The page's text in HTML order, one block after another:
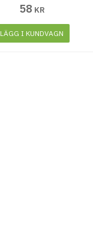
58 KR
LÄGG I KUNDVAGN